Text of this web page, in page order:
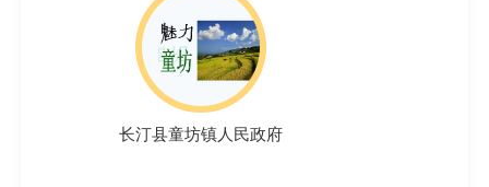
长汀县童坊镇人民政府